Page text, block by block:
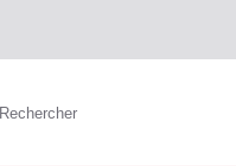
Rechercher